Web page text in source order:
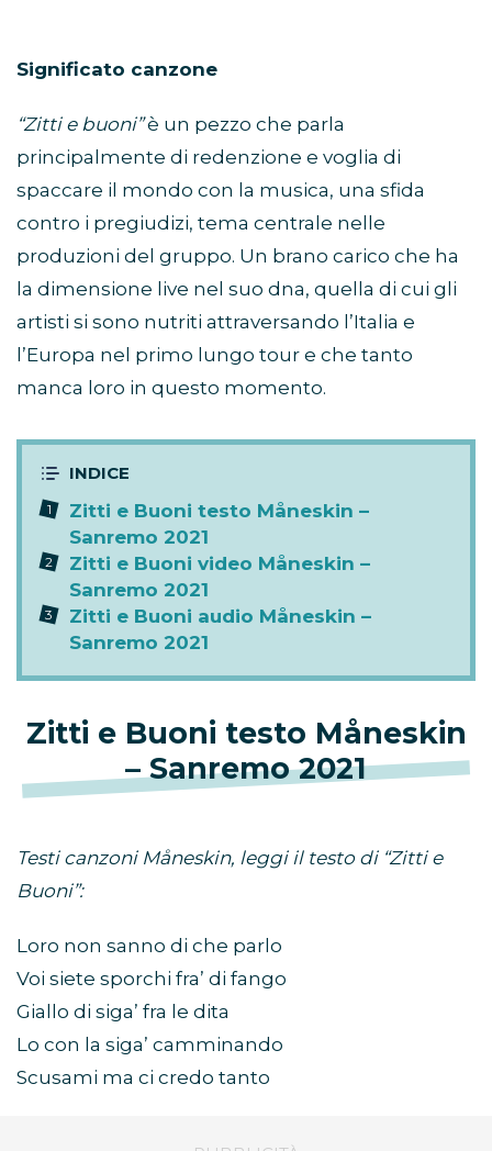
Significato canzone
“Zitti e buoni”è un pezzo che parla
principalmente di redenzione e voglia di
spaccare il mondo con la musica, una sfida
contro i pregiudizi, tema centrale nelle
produzioni del gruppo. Un brano carico che ha
la dimensione live nel suo dna, quella di cui gli
artisti si sono nutriti attraversando l’Italia e
l’Europa nel primo lungo tour e che tanto
manca loro in questo momento.
Zitti e Buoni testo Måneskin –
Sanremo 2021
Zitti e Buoni video Måneskin –
Sanremo 2021
Zitti e Buoni audio Måneskin –
Sanremo 2021
Zitti e Buoni testo Måneskin
– Sanremo 2021
Testi canzoni Måneskin, leggi il testo di “Zitti e
Buoni”:
Loro non sanno di che parlo
Voi siete sporchi fra’ di fango
Giallo di siga’ fra le dita
Lo con la siga’ camminando
Scusami ma ci credo tanto